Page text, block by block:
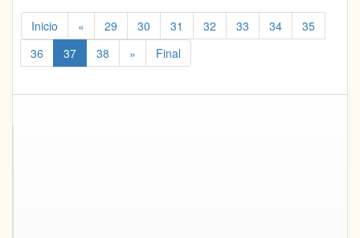
Inicio « 29 30 31 32 33 34
35
36
37 38 » Final